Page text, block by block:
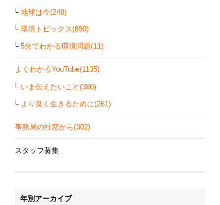
地球は今(248)
環境トピックス(890)
5分でわかる環境問題(11)
よくわかるYouTube(1135)
いま伝えたいこと(380)
より良く生きるために(261)
事務局の社窓から(302)
スタッフ募集
年別アーカイブ